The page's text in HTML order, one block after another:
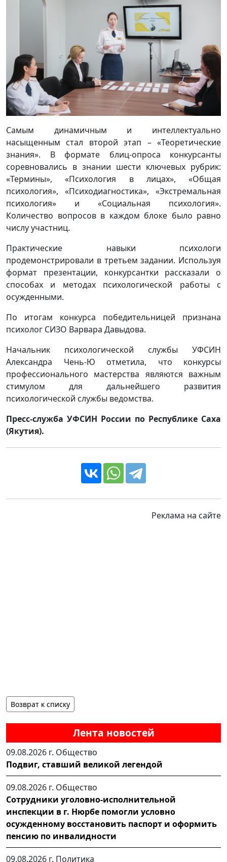
Лента новостей
09.08.2026 г. Общество
Подвиг, ставший великой легендой
09.08.2026 г. Общество
Сотрудники уголовно-исполнительной
инспекции в г. Нюрбе помогли условно
осужденному восстановить паспорт и оформить
пенсию по инвалидности
09.08.2026 г. Политика
Самым динамичным и интеллектуально
насыщенным стал второй этап – «Теоретические
знания». В формате блиц-опроса конкурсанты
соревновались в знании шести ключевых рубрик:
«Термины», «Психология в лицах», «Общая
психология», «Психодиагностика», «Экстремальная
психология» и «Социальная психология».
Количество вопросов в каждом блоке было равно
числу участниц.
Практические навыки психологи
продемонстрировали в третьем задании. Используя
формат презентации, конкурсантки рассказали о
способах и методах психологической работы с
осужденными.
По итогам конкурса победительницей признана
психолог СИЗО Варвара Давыдова.
Начальник психологической службы УФСИН
Александра Чень-Ю отметила, что конкурсы
профессионального мастерства являются важным
стимулом для дальнейшего развития
психологической службы ведомства.
Пресс-служба УФСИН России по Республике Саха
(Якутия).
Реклама на сайте
Возврат к списку